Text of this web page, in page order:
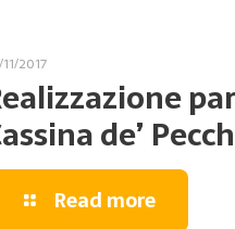
2017
de’
Read more